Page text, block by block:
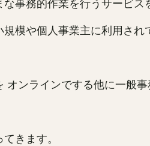
事務的作業を行うサービス
模や個人事業主に利用され
ンラインでする他に一般事
きます。